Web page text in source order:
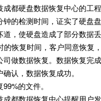
成都硬盘数据恢复中心的工
钟的检测时间，证实了硬盘
道，使硬盘造成了部分数据
的恢复时间，客户同意恢复
司做数据恢复。数据恢复完
认，数据恢复成功。
的文件。
成都数据恢复中心提醒用户